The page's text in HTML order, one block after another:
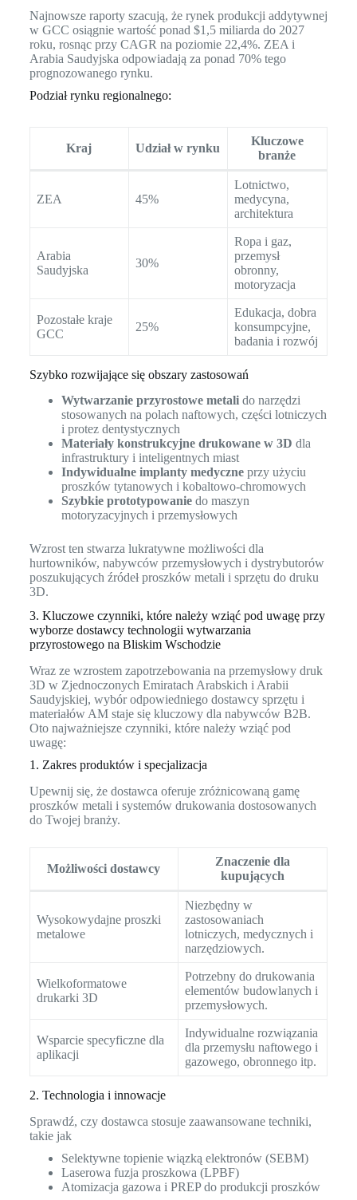
Najnowsze raporty szacują, że rynek produkcji addytywnej
w GCC osiągnie wartość ponad $1,5 miliarda do 2027
roku, rosnąc przy CAGR na poziomie 22,4%. ZEA i
Arabia Saudyjska odpowiadają za ponad 70% tego
prognozowanego rynku.
Podział rynku regionalnego:
Kraj Udział w rynku
Kluczowe
branże
ZEA 45%
Lotnictwo,
medycyna,
architektura
Arabia
Saudyjska
30%
Ropa i gaz,
przemysł
obronny,
motoryzacja
Pozostałe kraje
GCC
25%
Edukacja, dobra
konsumpcyjne,
badania i rozwój
Szybko rozwijające się obszary zastosowań
Wytwarzanie przyrostowe metalido narzędzi
stosowanych na polach naftowych, części lotniczych
i protez dentystycznych
Materiały konstrukcyjne drukowane w 3D dla
infrastruktury i inteligentnych miast
Indywidualne implanty medyczneprzy użyciu
proszków tytanowych i kobaltowo-chromowych
Szybkie prototypowaniedo maszyn
motoryzacyjnych i przemysłowych
Wzrost ten stwarza lukratywne możliwości dla
hurtowników, nabywców przemysłowych i dystrybutorów
poszukujących źródeł proszków metali i sprzętu do druku
3D.
3. Kluczowe czynniki, które należy wziąć pod uwagę przy
wyborze dostawcy technologii wytwarzania
przyrostowego na Bliskim Wschodzie
Wraz ze wzrostem zapotrzebowania na przemysłowy druk
3D w Zjednoczonych Emiratach Arabskich i Arabii
Saudyjskiej, wybór odpowiedniego dostawcy sprzętu i
materiałów AM staje się kluczowy dla nabywców B2B.
Oto najważniejsze czynniki, które należy wziąć pod
uwagę:
1. Zakres produktów i specjalizacja
Upewnij się, że dostawca oferuje zróżnicowaną gamę
proszków metali i systemów drukowania dostosowanych
do Twojej branży.
Możliwości dostawcy
Znaczenie dla
kupujących
Wysokowydajne proszki
metalowe
Niezbędny w
zastosowaniach
lotniczych, medycznych i
narzędziowych.
Wielkoformatowe
drukarki 3D
Potrzebny do drukowania
elementów budowlanych i
przemysłowych.
Wsparcie specyficzne dla
aplikacji
Indywidualne rozwiązania
dla przemysłu naftowego i
gazowego, obronnego itp.
2. Technologia i innowacje
Sprawdź, czy dostawca stosuje zaawansowane techniki,
takie jak
Selektywne topienie wiązką elektronów (SEBM)
Laserowa fuzja proszkowa (LPBF)
Atomizacja gazowa i PREP do produkcji proszków